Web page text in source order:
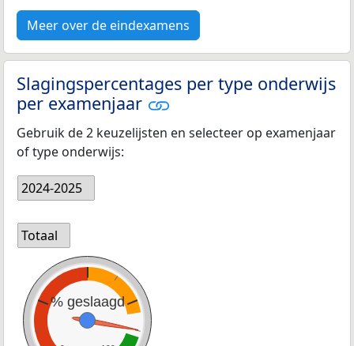
Meer over de eindexamens
Slagingspercentages per type onderwijs
per examenjaar
Gebruik de 2 keuzelijsten en selecteer op examenjaar
of type onderwijs:
2024-2025
Totaal
% geslaagd